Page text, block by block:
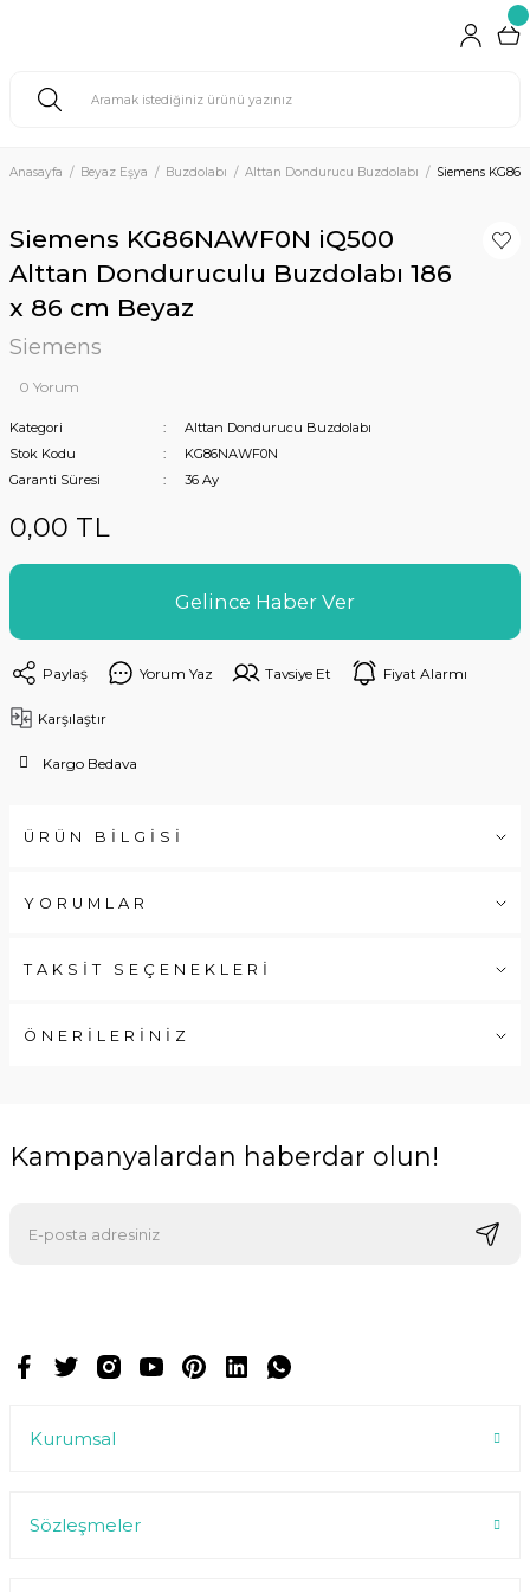
Anasayfa Beyaz Eşya Buzdolabı Alttan Dondurucu Buzdolabı Siemens
Siemens KG86NAWF0N iQ500
Alttan Donduruculu Buzdolabı 186
x 86 cm Beyaz
Siemens
0 Yorum
Kategori
Alttan Dondurucu Buzdolabı
Stok Kodu
KG86NAWF0N
Garanti Süresi
36 Ay
0,00 TL
Gelince Haber Ver
Paylaş Yorum Yaz Tavsiye Et Fiyat Alarmı
Karşılaştır
Kargo Bedava
ÜRÜN BİLGİSİ
YORUMLAR
TAKSİT SEÇENEKLERİ
ÖNERİLERİNİZ
Kampanyalardan haberdar olun!
Kurumsal
Sözleşmeler